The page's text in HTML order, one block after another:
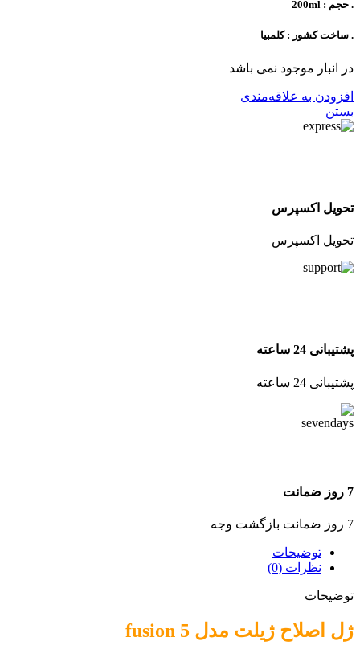
. حجم : 200ml
. ساخت کشور : کلمبیا
در انبار موجود نمی باشد
افزودن به علاقه‌مندی
بستن
تحویل اکسپرس
تحویل اکسپرس
پشتیبانی 24 ساعته
پشتیبانی 24 ساعته
7 روز ضمانت
7 روز ضمانت بازگشت وجه
توضیحات
نظرات (0)
توضیحات
ژل اصلاح ژیلت مدل fusion 5